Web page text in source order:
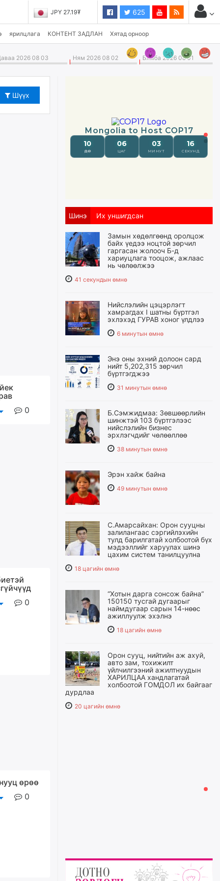
JPY 27.19₮ 625
ярилцлага КОНТЕНТ ЗАДЛАН Хятад орноор
2026 08 03 Ням 2026 08 02 Бямба 2026 08 01
Шүүх
0
0
өрөө
0
Шинэ Их уншигдсан
Замын хөдөлгөөнд оролцож
байх үедээ ноцтой зөрчил
гаргасан жолооч Б-д
хариуцлага тооцож, ажлаас
нь чөлөөлжээ
41 секундын өмнө
Нийслэлийн цэцэрлэгт
хамрагдах I шатны бүртгэл
эхлэхэд ГУРАВ хоног үлдлээ
6 минутын өмнө
Энэ оны эхний долоон сард
нийт 5,202,315 зөрчил
бүртгэгджээ
31 минутын өмнө
Б.Сэмжидмаа: Зөвшөөрлийн
шинжтэй 103 бүртгэлээс
нийслэлийн бизнес
эрхлэгчдийг чөлөөллөө
38 минутын өмнө
Эрэн хайж байна
49 минутын өмнө
С.Амарсайхан: Орон сууцны
залилангаас сэргийлэхийн
тулд барилгатай холбоотой бүх
мэдээллийг харуулах шинэ
цахим систем танилцуулна
18 цагийн өмнө
“Хотын дарга сонсож байна”
150150 тусгай дугаарыг
наймдугаар сарын 14-нөөс
ажиллуулж эхэлнэ
18 цагийн өмнө
Орон сууц, нийтийн аж ахуй,
авто зам, тохижилт
үйлчилгээний ажилтнуудын
ХАРИЛЦАА хандлагатай
холбоотой ГОМДОЛ их байгааг
дурдлаа
20 цагийн өмнө
Д.Амарбаясгалан:
Шатахууныхаа 97 хувийг нэг
улсаас авдаг хараат байдлаа